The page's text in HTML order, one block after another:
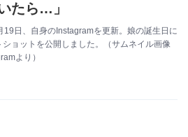
たら…」
19日、自身のInstagramを更新。娘の誕生日に
ョットを公開しました。（サムネイル画像
より）